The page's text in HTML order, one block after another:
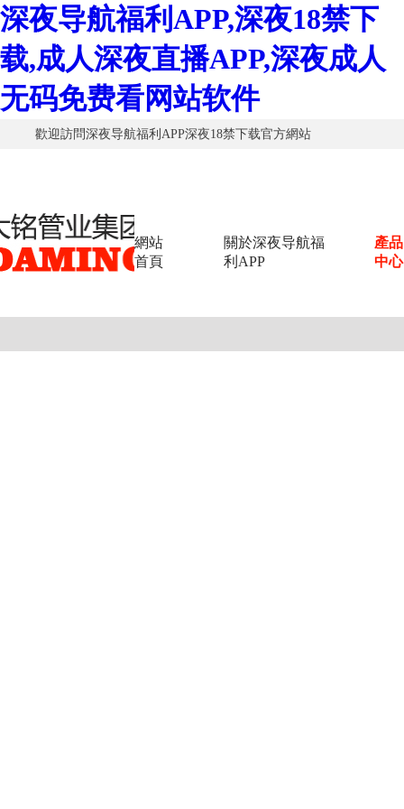
深夜导航福利APP,深夜18禁下
载,成人深夜直播APP,深夜成人
无码免费看网站软件
歡迎訪問深夜导航福利APP深夜18禁下载官方網站
網站
首頁
關於深夜导航福
利APP
產品
中心